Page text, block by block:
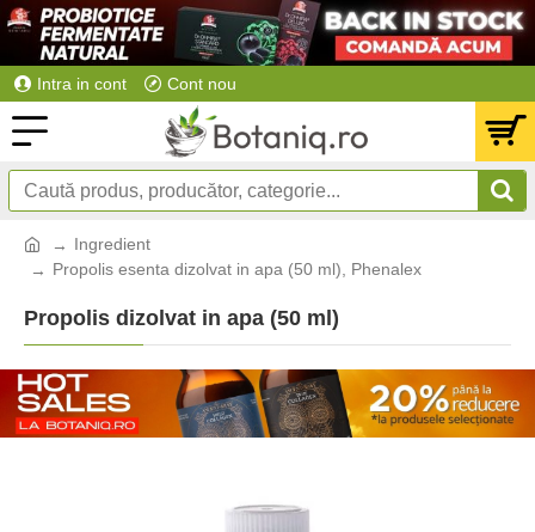
Intra in cont Cont nou
Ingredient
Propolis esenta dizolvat in apa (50 ml), Phenalex
Propolis dizolvat in apa (50 ml)